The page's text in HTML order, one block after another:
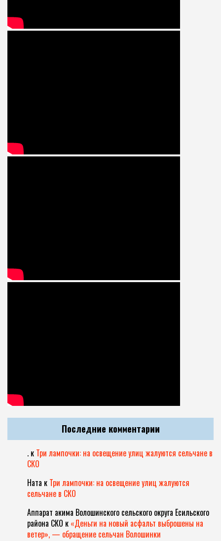
Последние комментарии
. к Три лампочки: на освещение улиц жалуются сельчане в
СКО
Ната к Три лампочки: на освещение улиц жалуются
сельчане в СКО
Аппарат акима Волошинского сельского округа Есильского
района СКО к «Деньги на новый асфальт выброшены на
ветер», — обращение сельчан Волошинки